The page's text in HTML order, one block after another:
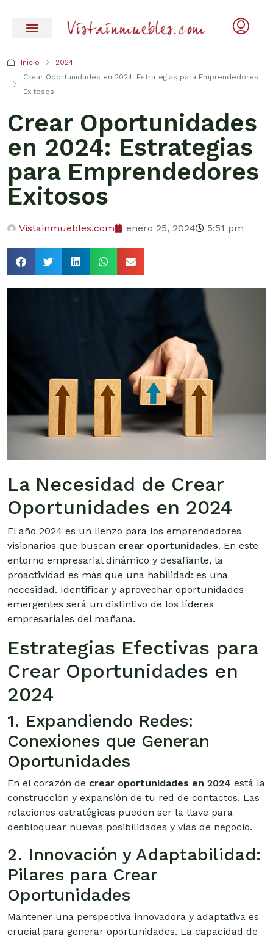
Inicio
2024
Crear Oportunidades en 2024: Estrategias para Emprendedores
Exitosos
Crear Oportunidades
en 2024: Estrategias
para Emprendedores
Exitosos
Vistainmuebles.com enero 25, 2024 5:51 pm
La Necesidad de Crear
Oportunidades en 2024
El año 2024 es un lienzo para los emprendedores
visionarios que buscan crear oportunidades. En este
entorno empresarial dinámico y desafiante, la
proactividad es más que una habilidad: es una
necesidad. Identificar y aprovechar oportunidades
emergentes será un distintivo de los líderes
empresariales del mañana.
Estrategias Efectivas para
Crear Oportunidades en
2024
1. Expandiendo Redes:
Conexiones que Generan
Oportunidades
En el corazón de crear oportunidades en 2024 está la
construcción y expansión de tu red de contactos. Las
relaciones estratégicas pueden ser la llave para
desbloquear nuevas posibilidades y vías de negocio.
2. Innovación y Adaptabilidad:
Pilares para Crear
Oportunidades
Mantener una perspectiva innovadora y adaptativa es
crucial para generar oportunidades. La capacidad de